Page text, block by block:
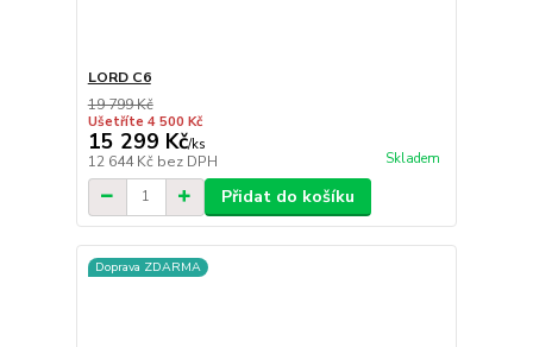
LORD C6
19 799 Kč
Ušetříte 4 500 Kč
15 299 Kč/ks
12 644 Kč bez DPH Skladem
Přidat do košíku
Doprava ZDARMA